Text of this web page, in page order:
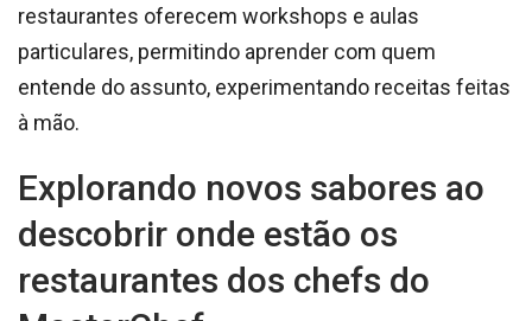
restaurantes oferecem workshops e aulas
particulares, permitindo aprender com quem
entende do assunto, experimentando receitas feitas
à mão.
Explorando novos sabores ao
descobrir onde estão os
restaurantes dos chefs do